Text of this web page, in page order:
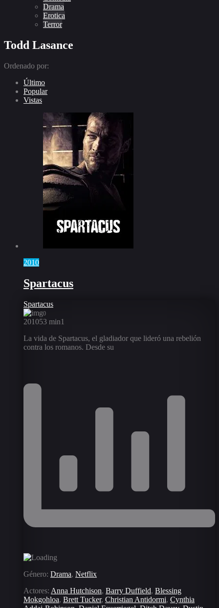
Drama
Erotica
Terror
Todd Lasance
Ordenado por:
Último
Popular
Vistas
2010
Spartacus
Spartacus
0
201053 min1
La vida de Spartacus, el gladiador que lideró una rebelión
contra los romanos. Desde su
Género: Drama, Netflix
Actores: Anna Hutchison, Barry Duffield, Blessing
Mokgohloa, Brett Tucker, Christian Antidormi, Cynthia